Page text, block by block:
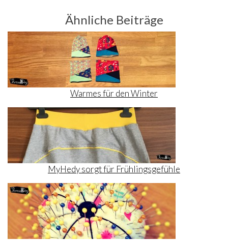
Ähnliche Beiträge
Warmes für den Winter
MyHedy sorgt für Frühlingsgefühle